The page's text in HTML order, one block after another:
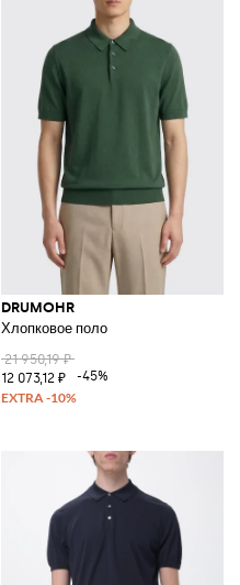
DRUMOHR
Хлопковое поло
21 950,19 ₽
12 073,12 ₽
-45%